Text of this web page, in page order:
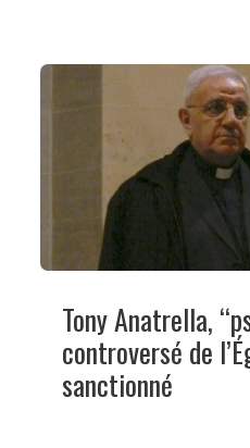
Tony Anatrella,
controversé de
sanctionné